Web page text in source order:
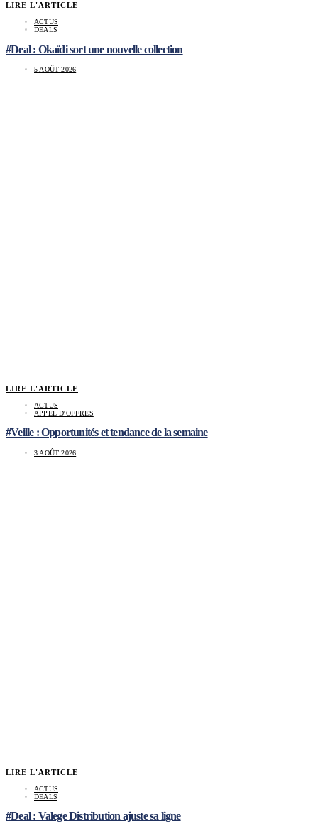
LIRE L'ARTICLE
ACTUS
DEALS
#Deal : Okaïdi sort une nouvelle collection
5 AOÛT 2026
LIRE L'ARTICLE
ACTUS
APPEL D'OFFRES
#Veille : Opportunités et tendance de la semaine
3 AOÛT 2026
LIRE L'ARTICLE
ACTUS
DEALS
#Deal : Valege Distribution ajuste sa ligne